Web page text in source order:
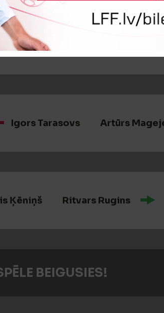
Aleksandrs Zeņkovs
Igors Tarasovs Artūrs
Ķēniņš Ritvars Rugins
BEIGUSIES!